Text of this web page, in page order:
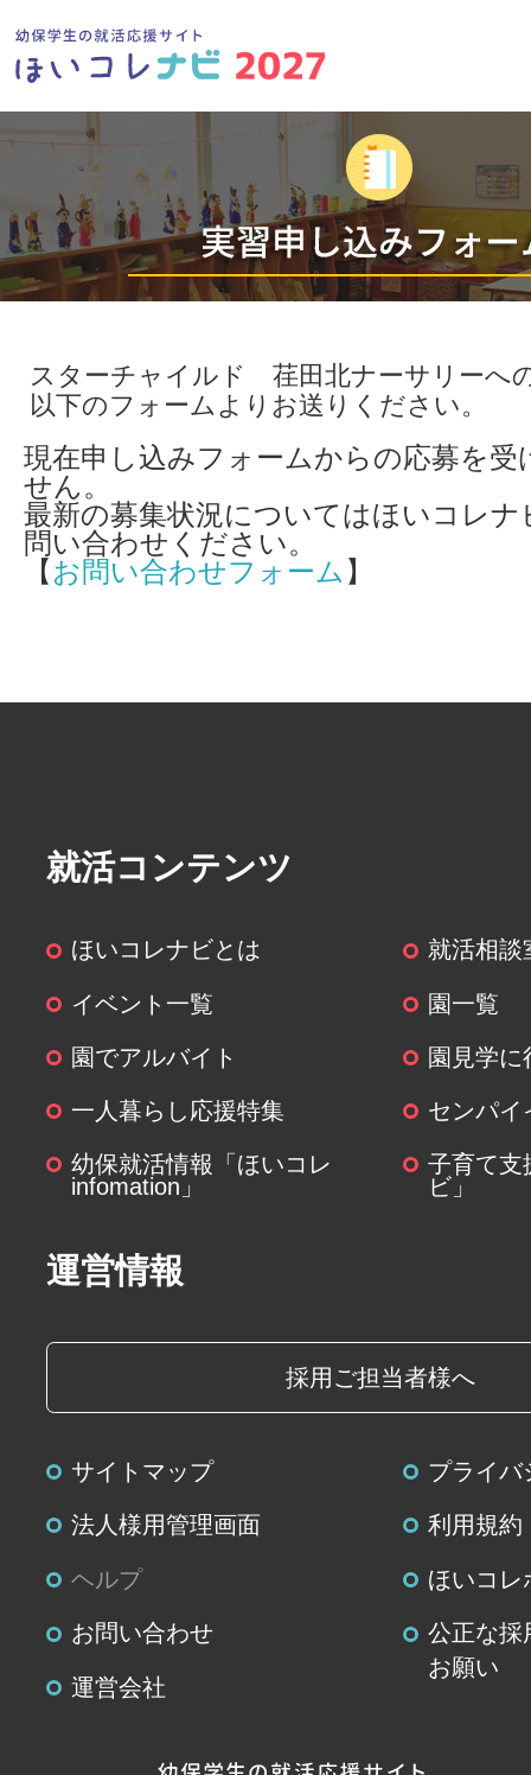
スターチャイルド 荏田北ナーサリーへ
以下のフォームよりお送りください。
現在申し込みフォームからの応募を受
せん。
最新の募集状況についてはほいコレナ
問い合わせください。
【お問い合わせフォーム 】
就活コンテンツ
ほいコレナビとは 就活相談
イベント一覧 園一覧
園でアルバイト 園見学に
一人暮らし応援特集 センパイ
幼保就活情報「ほいコレ
infomation」
子育て支
ビ」
運営情報
採用ご担当者様へ
サイトマップ プライバ
法人様用管理画面 利用規約
ヘルプ ほいコレ
お問い合わせ
公正な採
お願い
運営会社